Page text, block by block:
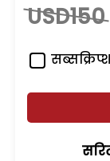
USD150